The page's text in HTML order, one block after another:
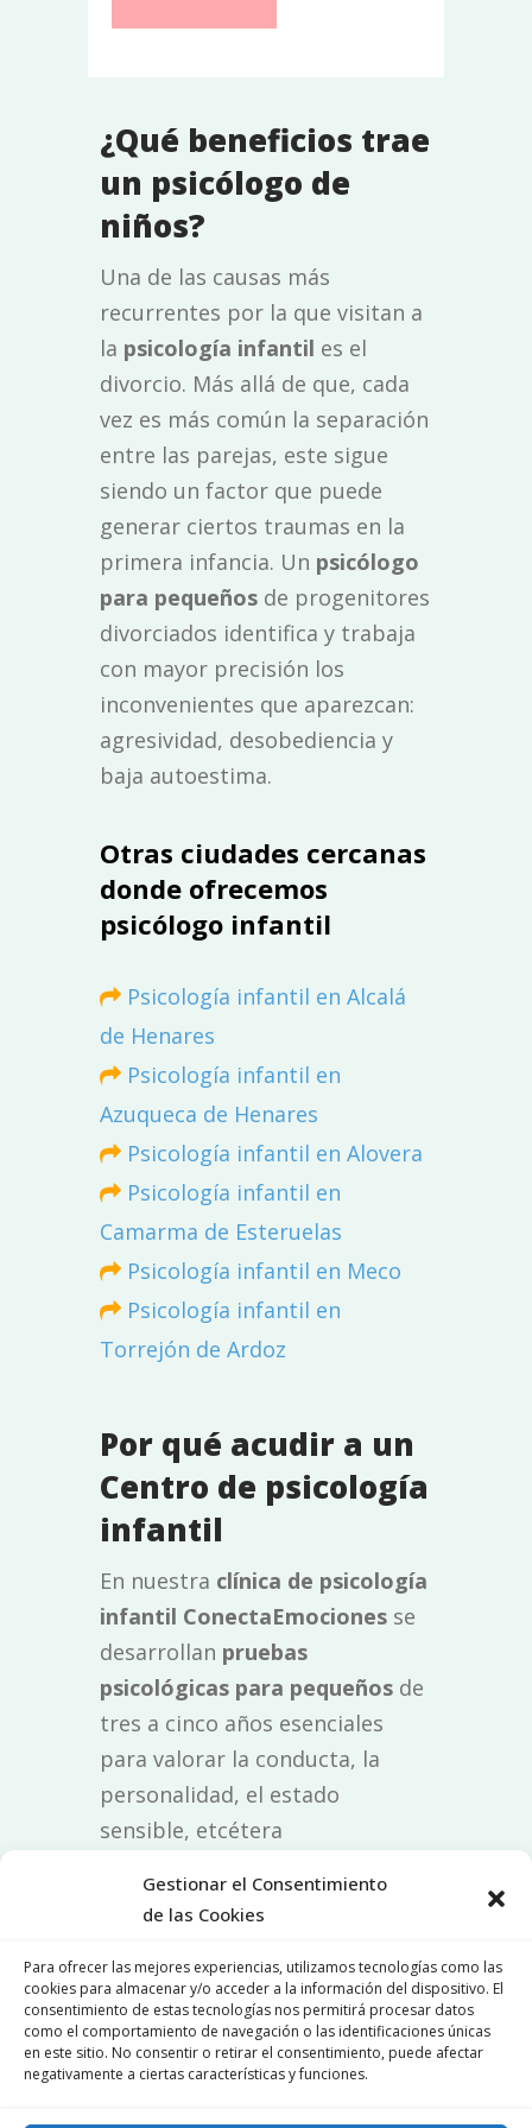
Gestionar el Consentimiento
de las Cookies
Para ofrecer las mejores experiencias, utilizamos tecnologías como las
cookies para almacenar y/o acceder a la información del dispositivo. El
consentimiento de estas tecnologías nos permitirá procesar datos
como el comportamiento de navegación o las identificaciones únicas
en este sitio. No consentir o retirar el consentimiento, puede afectar
negativamente a ciertas características y funciones.
¿Qué beneficios trae
un psicólogo de
niños?
Una de las causas más
recurrentes por la que visitan a
la psicología infantil es el
divorcio. Más allá de que, cada
vez es más común la separación
entre las parejas, este sigue
siendo un factor que puede
generar ciertos traumas en la
primera infancia. Un psicólogo
para pequeños de progenitores
divorciados identifica y trabaja
con mayor precisión los
inconvenientes que aparezcan:
agresividad, desobediencia y
baja autoestima.
Otras ciudades cercanas
donde ofrecemos
psicólogo infantil
Psicología infantil en Alcalá
de Henares
Psicología infantil en
Azuqueca de Henares
Psicología infantil en Alovera
Psicología infantil en
Camarma de Esteruelas
Psicología infantil en Meco
Psicología infantil en
Torrejón de Ardoz
Por qué acudir a un
Centro de psicología
infantil
En nuestra clínica de psicología
infantil ConectaEmociones se
desarrollan pruebas
psicológicas para pequeños de
tres a cinco años esenciales
para valorar la conducta, la
personalidad, el estado
sensible, etcétera
Estos test son instrumentos de
psicopedagogia infantil que
los pequeños. Algunos más
usuales son:
Test de Bender